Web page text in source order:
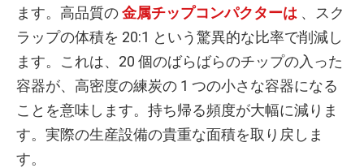
ます。高品質の金属チップコンパクターは 、スク
ラップの体積を 20:1 という驚異的な比率で削減し
ます。これは、20 個のばらばらのチップの入った
容器が、高密度の練炭の 1 つの小さな容器になる
ことを意味します。持ち帰る頻度が大幅に減りま
す。実際の生産設備の貴重な面積を取り戻しま
す。